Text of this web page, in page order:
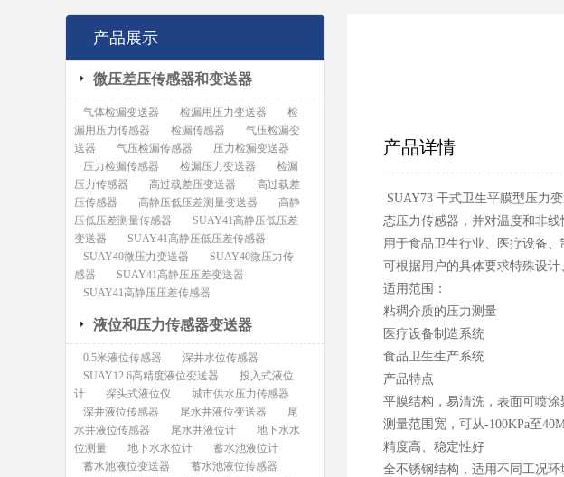
产品详情
SUAY73 干式卫生平膜型压力
态压力传感器，并对温度和非
用于食品卫生行业、医疗设备
可根据用户的具体要求特殊设计
适用范围：
粘稠介质的压力测
医疗设备制造系
食品卫生生产系统
产品特点
平膜结构，易清洗，表面可喷涂
测量范围宽，可从-100KPa至
精度高、稳定性好
全不锈钢结构，适用不同工况
产品展示
微压差压传感器和变送器
气体检漏变送器 检漏用压力变送器
检
漏用压力传感器
检漏传感器
气压检漏变
送器
气压检漏传感器
压力检漏变送器
压力检漏传感器
检漏压力变送器
检漏
压力传感器
高过载差压变送器
高过载差
压传感器
高静压低压差测量变送器
高静
压低压差测量传感器
SUAY41高静压低压差
变送器
SUAY41高静压低压差传感器
SUAY40微压力变送器
SUAY40微压力传
感器
SUAY41高静压压差变送器
SUAY41高静压压差传感器
液位和压力传感器变送器
0.5米液位传感器
深井水位传感器
SUAY12.6高精度液位变送器
投入式液位
计
探头式液位仪
城市供水压力传感器
深井液位传感器
尾水井液位变送器
尾
水井液位传感器
尾水井液位计
地下水水
位测量
地下水水位计
蓄水池液位计
蓄水池液位变送器
蓄水池液位传感器